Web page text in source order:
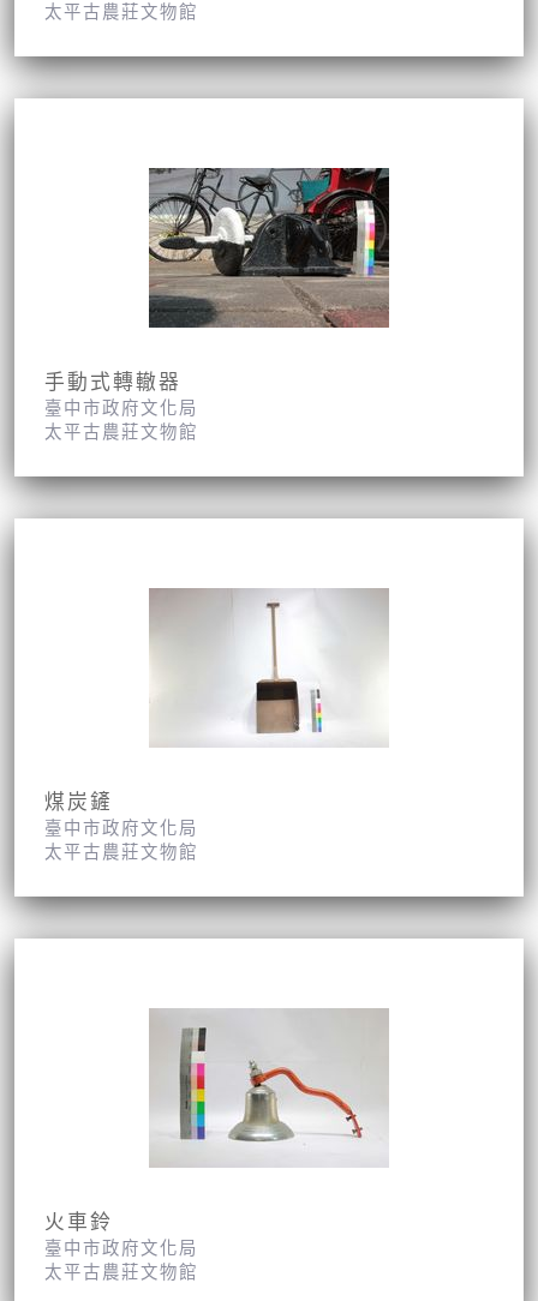
太平古農莊文物館
手動式轉轍器
臺中市政府文化局
太平古農莊文物館
煤炭鏟
臺中市政府文化局
太平古農莊文物館
火車鈴
臺中市政府文化局
太平古農莊文物館